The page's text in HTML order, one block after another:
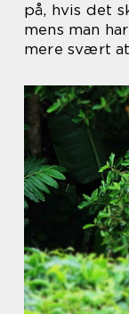
på, hvis det
mens man
mere svært